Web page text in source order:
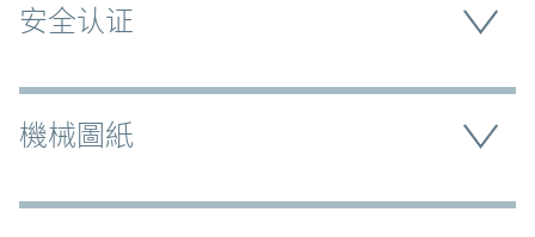
安全认证
機械圖紙